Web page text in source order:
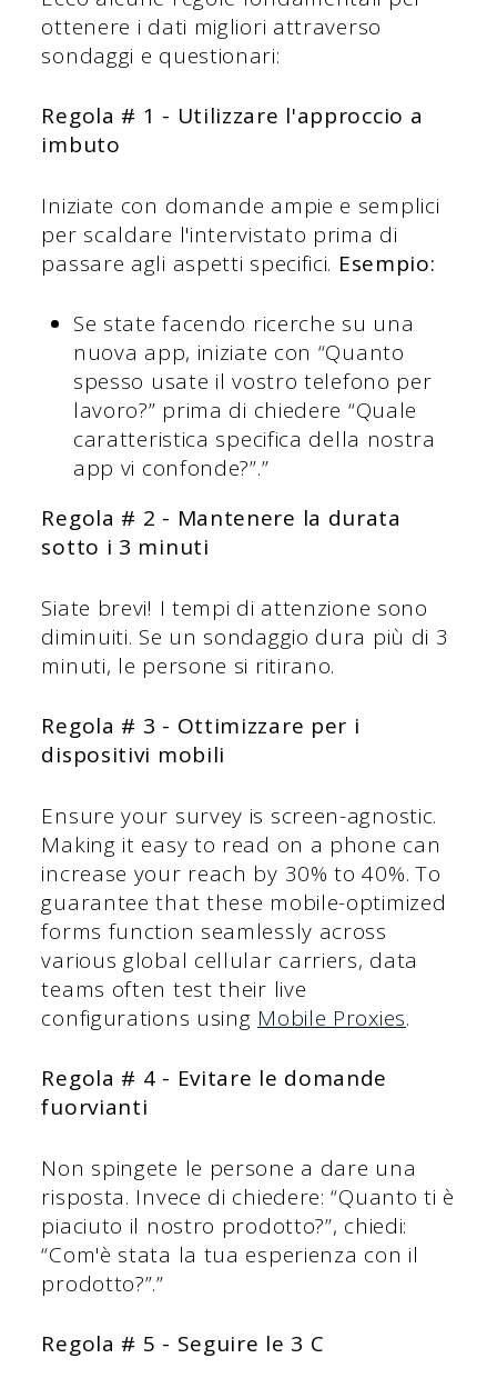
ottenere i dati migliori attraverso
sondaggi e questionari:
Regola # 1 - Utilizzare l'approccio a
imbuto
Iniziate con domande ampie e semplici
per scaldare l'intervistato prima di
passare agli aspetti specifici. Esempio:
Se state facendo ricerche su una
nuova app, iniziate con “Quanto
spesso usate il vostro telefono per
lavoro?” prima di chiedere “Quale
caratteristica specifica della nostra
app vi confonde?”.”
Regola # 2 - Mantenere la durata
sotto i 3 minuti
Siate brevi! I tempi di attenzione sono
diminuiti. Se un sondaggio dura più di 3
minuti, le persone si ritirano.
Regola # 3 - Ottimizzare per i
dispositivi mobili
Ensure your survey is screen-agnostic.
Making it easy to read on a phone can
increase your reach by 30% to 40%. To
guarantee that these mobile-optimized
forms function seamlessly across
various global cellular carriers, data
teams often test their live
configurations using Mobile Proxies.
Regola # 4 - Evitare le domande
fuorvianti
Non spingete le persone a dare una
risposta. Invece di chiedere: “Quanto ti è
piaciuto il nostro prodotto?”, chiedi:
“Com'è stata la tua esperienza con il
prodotto?”.”
Regola # 5 - Seguire le 3 C